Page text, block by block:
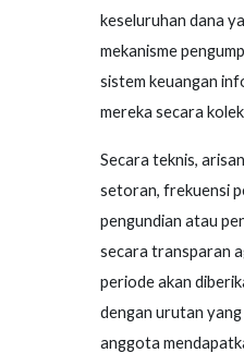
keseluruhan dana
mekanisme
sistem keuangan
mereka secara
Secara teknis,
setoran, frekuensi
pengundian atau
secara transparan
periode akan
dengan urutan
anggota